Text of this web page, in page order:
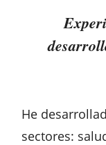
He
sectores: